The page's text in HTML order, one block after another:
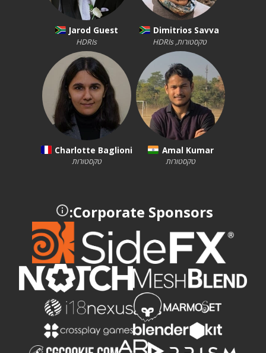
Dimitrios Savva
טקסטורות, HDRIs
Jarod Guest
HDRIs
Amal Kumar
טקסטורות
Charlotte Baglioni
טקסטורות
Corporate Sponsors: